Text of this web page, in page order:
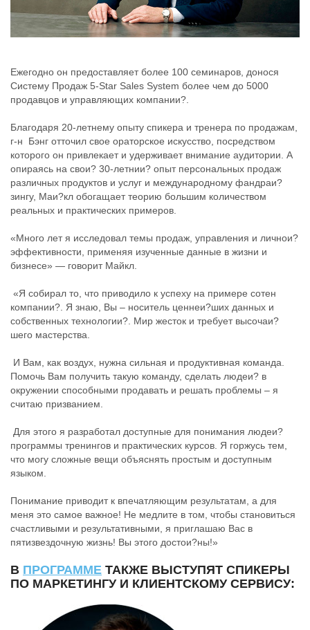
Ежегодно он предоставляет более 100 семинаров, донося
Систему Продаж 5-Star Sales System более чем до 5000
продавцов и управляющих компании?.
Благодаря 20-летнему опыту спикера и тренера по продажам,
г-н Бэнг отточил свое ораторское искусство, посредством
которого он привлекает и удерживает внимание аудитории. А
опираясь на свои? 30-летнии? опыт персональных продаж
различных продуктов и услуг и международному фандраи?
зингу, Маи?кл обогащает теорию большим количеством
реальных и практических примеров.
«Много лет я исследовал темы продаж, управления и личнои?
эффективности, применяя изученные данные в жизни и
бизнесе» — говорит Майкл.
«Я собирал то, что приводило к успеху на примере сотен
компании?. Я знаю, Вы – носитель ценнеи?ших данных и
собственных технологии?. Мир жесток и требует высочаи?
шего мастерства.
И Вам, как воздух, нужна сильная и продуктивная команда.
Помочь Вам получить такую команду, сделать людеи? в
окружении способными продавать и решать проблемы – я
считаю призванием.
Для этого я разработал доступные для понимания людеи?
программы тренингов и практических курсов. Я горжусь тем,
что могу сложные вещи объяснять простым и доступным
языком.
Понимание приводит к впечатляющим результатам, а для
меня это самое важное! Не медлите в том, чтобы становиться
счастливыми и результативными, я приглашаю Вас в
пятизвездочную жизнь! Вы этого достои?ны!»
В ПРОГРАММЕ ТАКЖЕ ВЫСТУПЯТ СПИКЕРЫ
ПО МАРКЕТИНГУИ КЛИЕНТСКОМУ СЕРВИСУ: